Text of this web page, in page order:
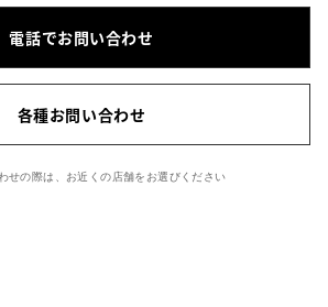
電話でお問い合わせ
各種お問い合わせ
せの際は、お近くの店舗をお選びください